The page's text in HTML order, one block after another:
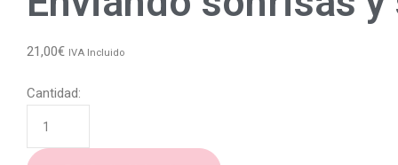
21,00€ IVA Incluido
Cantidad: